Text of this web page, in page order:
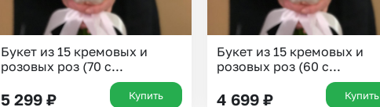
Букет из 15 кремовых и
розовых роз (70 с...
5 299 ₽ Купить
Букет из 15 кремовых и
розовых роз (60 с...
4 699 ₽ Купить